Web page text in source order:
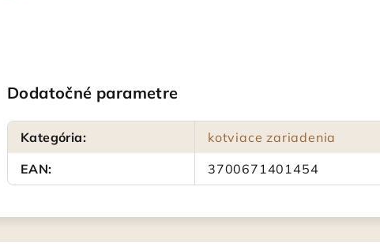
Dodatočné parametre
Kategória:
kotviace zariadenia
EAN: 3700671401454